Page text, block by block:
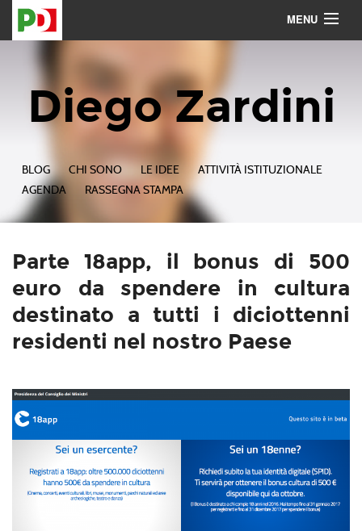
MENU
Diego Zardini
BLOG CHI SONO LE IDEE
ATTIVITÀ ISTITUZIONALE
AGENDA
RASSEGNA STAMPA
Parte 18app, il bonus di 500
euro da spendere in cultura
destinato a tutti i diciottenni
residenti nel nostro Paese